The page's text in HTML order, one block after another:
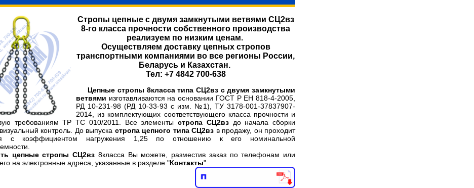
Стропы цепные с двумя замкнутыми ветвями СЦ2вз
8-го класса прочности собственного производства
реализуем по низким ценам.
Осуществляем доставку цепных стропов
транспортными компаниями во все регионы России,
Беларусь и Казахстан.
Тел: +7 4842 700-638
Цепные стропы 8классатипа СЦ2вз с двумя замкнутыми
ветвями изготавливаются на основании ГОСТ Р ЕН 818-4-2005,
РД 10-231-98 (РД 10-33-93 с изм. №1), ТУ 3178-001-37837907-
2014, из комплектующих соответствующего класса прочности и
требованиям ТР ТС 010/2011
. Все элементыстропа СЦ2вз до начала сборки
контроль. До выпуска стропа цепного типа СЦ2вз в продажу, он проходит
с коэффициентом нагружения 1,25 по отношению к его номинальной
цепные стропы СЦ2вз 8класса Вы можете, разместив заказ по телефонам или
на электронные адреса, указанные в разделе "Контакты".